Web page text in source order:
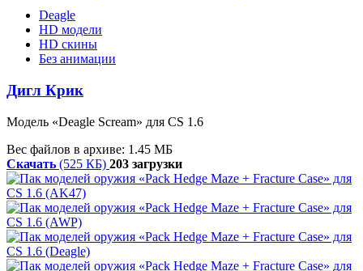
Deagle
HD модели
HD скины
Без анимации
Дигл Крик
Модель «Deagle Scream» для CS 1.6
Вес файлов в архиве: 1.45 МБ
Скачать (525 КБ) 203 загрузки